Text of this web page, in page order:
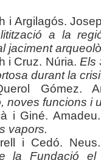
i Argilagós.
a la
jaciment
i Cruz. Núria. Els
durant la
Gómez.
noves funcions i
i Giné.
vapors.
i Cedó.
la Fundació